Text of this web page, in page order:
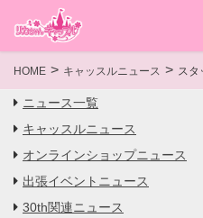
HOME キャッスルニュース スタ
ニュース一覧
キャッスルニュース
オンラインショップニュース
出張イベントニュース
30th関連ニュース